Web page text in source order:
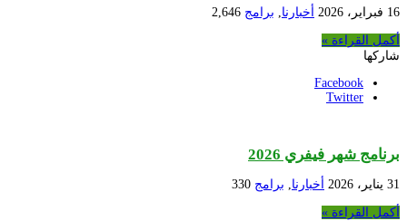
16 فبراير، 2026 أخبارنا برامج 2,646
أكمل القراءة »
شاركها
Facebook
Twitter
برنامج شهر فيفري 2026
31 يناير، 2026 أخبارنا برامج 330
أكمل القراءة »